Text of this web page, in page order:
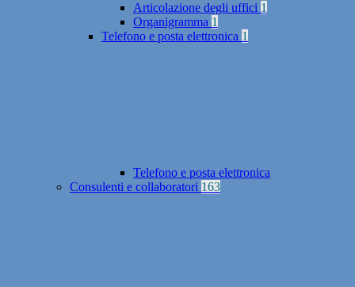
Articolazione degli uffici 1
Organigramma 1
Telefono e posta elettronica 1
Telefono e posta elettronica
Consulenti e collaboratori 163